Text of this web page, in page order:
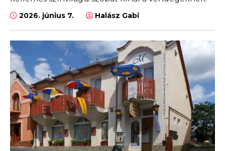
2026. június 7. Halász Gabi